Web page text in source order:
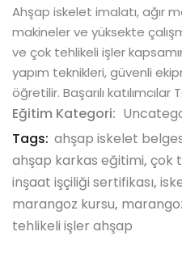
Ahşap iskelet imalatı, ağır
makineler ve yüksekte
ve çok tehlikeli işler
yapım teknikleri, güvenli
öğretilir. Başarılı katılımcılar
Eğitim Kategori:
Tags: ahşap iskelet
ahşap karkas eğitimi, çok
inşaat işçiliği sertifikası,
marangoz kursu,
tehlikeli işler ahşap